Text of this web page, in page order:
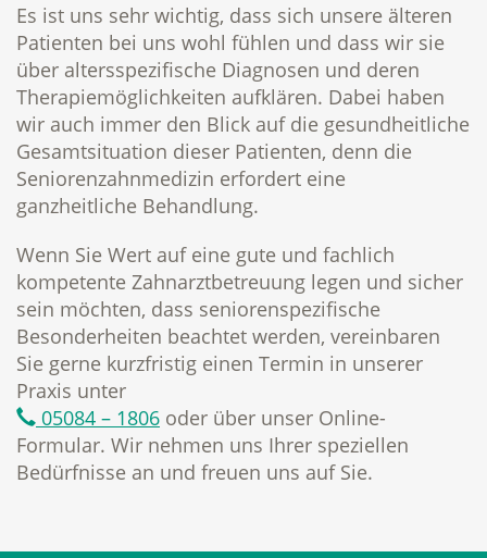
Es ist uns sehr wichtig, dass sich unsere älteren
Patienten bei uns wohl fühlen und dass wir sie
über altersspezifische Diagnosen und deren
Therapiemöglichkeiten aufklären. Dabei haben
wir auch immer den Blick auf die gesundheitliche
Gesamtsituation dieser Patienten, denn die
Seniorenzahnmedizin erfordert eine
ganzheitliche Behandlung.
Wenn Sie Wert auf eine gute und fachlich
kompetente Zahnarztbetreuung legen und sicher
sein möchten, dass seniorenspezifische
Besonderheiten beachtet werden, vereinbaren
Sie gerne kurzfristig einen Termin in unserer
Praxis unter
05084 – 1806 oder über unser Online-
Formular. Wir nehmen uns Ihrer speziellen
Bedürfnisse an und freuen uns auf Sie.